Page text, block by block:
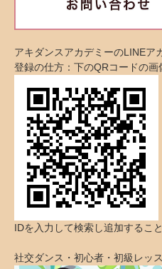
アキダンスアカデミーのLINEア
登録の仕方：下のQRコードの
IDを入力して検索し追加するこ
社交ダンス・初心者・初級レッ